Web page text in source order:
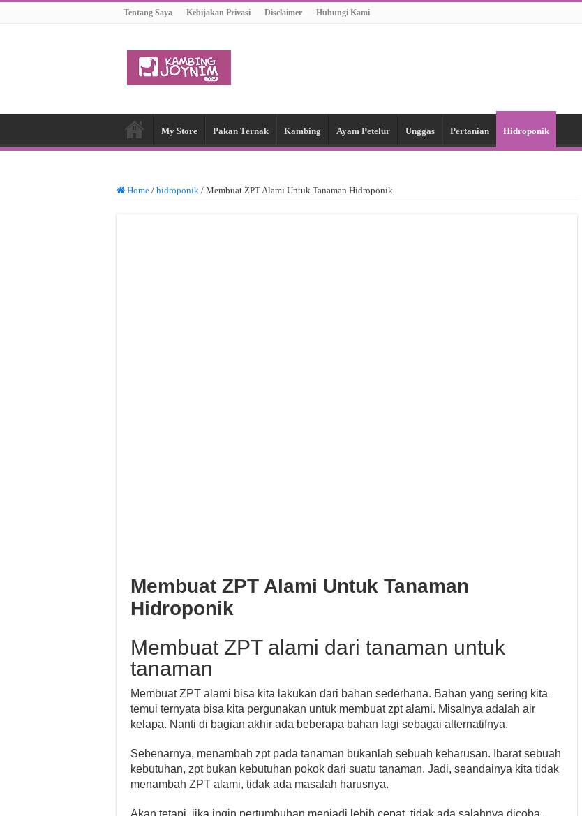
Tentang Saya Kebijakan Privasi Disclaimer Hubungi Kami
My Store Pakan Ternak Kambing Ayam Petelur Unggas Pertanian Hidroponik
Home / hidroponik / Membuat ZPT Alami Untuk Tanaman Hidroponik
Membuat ZPT Alami Untuk Tanaman
Hidroponik
Membuat ZPT alami dari tanaman untuk
tanaman
Membuat ZPT alami bisa kita lakukan dari bahan sederhana. Bahan yang sering kita
temui ternyata bisa kita pergunakan untuk membuat zpt alami. Misalnya adalah air
kelapa. Nanti di bagian akhir ada beberapa bahan lagi sebagai alternatifnya.
Sebenarnya, menambah zpt pada tanaman bukanlah sebuah keharusan. Ibarat sebuah
kebutuhan, zpt bukan kebutuhan pokok dari suatu tanaman. Jadi, seandainya kita tidak
menambah ZPT alami, tidak ada masalah harusnya.
Akan tetapi, jika ingin pertumbuhan menjadi lebih cepat, tidak ada salahnya dicoba.